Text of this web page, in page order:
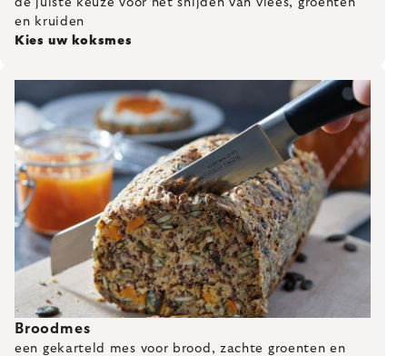
de juiste keuze voor het snijden van vlees, groenten
en kruiden
Kies uw koksmes
Broodmes
een gekarteld mes voor brood, zachte groenten en